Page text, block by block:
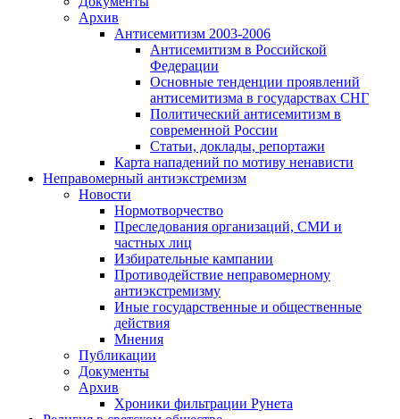
Архив
Антисемитизм 2003-2006
Антисемитизм в Российской
Федерации
Основные тенденции проявлений
антисемитизма в государствах СНГ
Политический антисемитизм в
современной России
Статьи, доклады, репортажи
Карта нападений по мотиву ненависти
Неправомерный антиэкстремизм
Новости
Нормотворчество
Преследования организаций, СМИ и
частных лиц
Избирательные кампании
Противодействие неправомерному
антиэкстремизму
Иные государственные и общественные
действия
Мнения
Публикации
Документы
Архив
Хроники фильтрации Рунета